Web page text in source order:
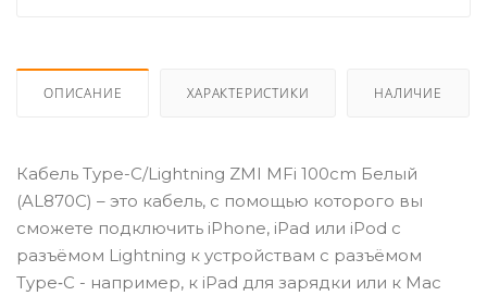
ОПИСАНИЕ ХАРАКТЕРИСТИКИ НАЛИЧИЕ
Кабель Type-C/Lightning ZMI MFi 100cm Белый
(AL870C) – это кабель, с помощью которого вы
сможете подключить iPhone, iPad или iPod с
разъёмом Lightning к устройствам с разъёмом
Type‑C - например, к iPad для зарядки или к Mac